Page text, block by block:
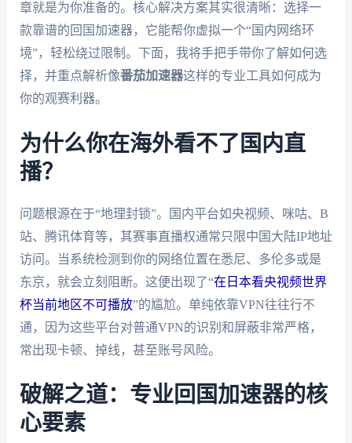
章就是为你准备的。核心解决方案其实很清晰：选择一
款靠谱的回国加速器，它能帮你虚拟一个“国内网络环
境”，轻松绕过限制。下面，我将手把手带你了解如何选
择，并重点解析像番茄加速器这样的专业工具如何成为
你的观赛利器。
为什么你在海外看不了国内直
播？
问题根源在于“地理封锁”。国内平台如央视频、咪咕、B
站、腾讯体育等，其赛事直播权通常只限中国大陆IP地址
访问。当系统检测到你的网络位置在悉尼、多伦多或是
东京，就会立刻阻断。这便出现了“在日本看央视频世界
杯当前地区不可播放”的尴尬。单纯依靠VPN往往行不
通，因为这些平台对普通VPN的识别和屏蔽非常严格，
常出现卡顿、掉线，甚至账号风险。
破解之道：专业回国加速器的核
心要素